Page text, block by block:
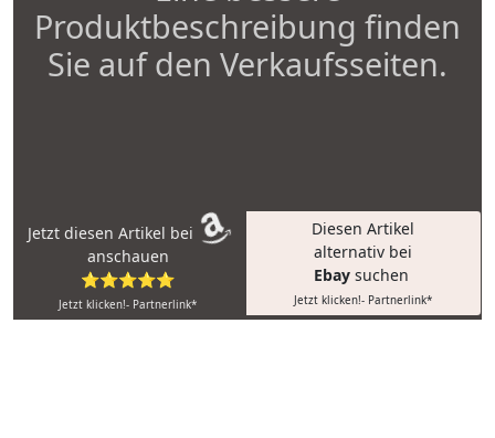
Produktbeschreibung finden
Sie auf den Verkaufsseiten.
Jetzt diesen Artikel bei
anschauen
⭐⭐⭐⭐⭐
Jetzt klicken!- Partnerlink*
Diesen Artikel
alternativ bei
Ebay suchen
Jetzt klicken!- Partnerlink*